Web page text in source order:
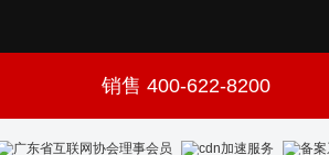
销售 400-622-8200